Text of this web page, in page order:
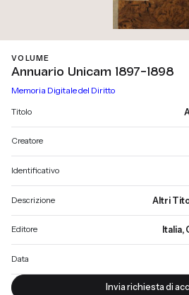
VOLUME
Annuario Unicam 1897-1898
Memoria Digitale del Diritto
Titolo
Creatore
Identificativo
Descrizione Altri
Editore Italia,
Data
Invia richiesta di